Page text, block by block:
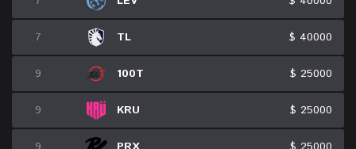
7 TL $ 40000
9 100T $ 25000
9 KRU $ 25000